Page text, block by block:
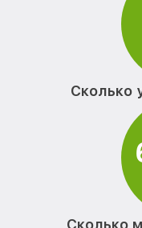
Сколько
Сколько